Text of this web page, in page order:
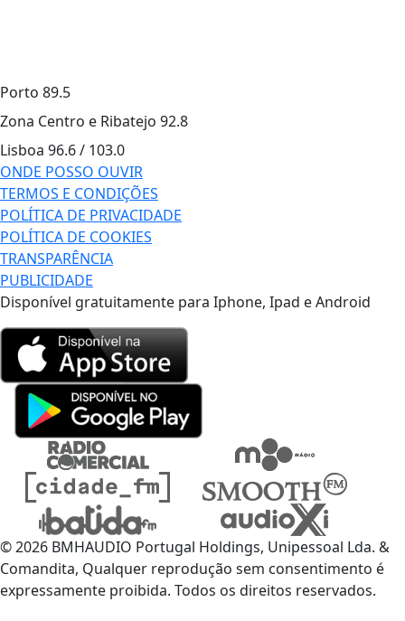
Porto 89.5
Zona Centro e Ribatejo 92.8
Lisboa 96.6 / 103.0
ONDE POSSO OUVIR
TERMOS E CONDIÇÕES
POLÍTICA DE PRIVACIDADE
POLÍTICA DE COOKIES
TRANSPARÊNCIA
PUBLICIDADE
Disponível gratuitamente para Iphone, Ipad e Android
© 2026 BMHAUDIO Portugal Holdings, Unipessoal Lda. &
Comandita, Qualquer reprodução sem consentimento é
expressamente proibida. Todos os direitos reservados.